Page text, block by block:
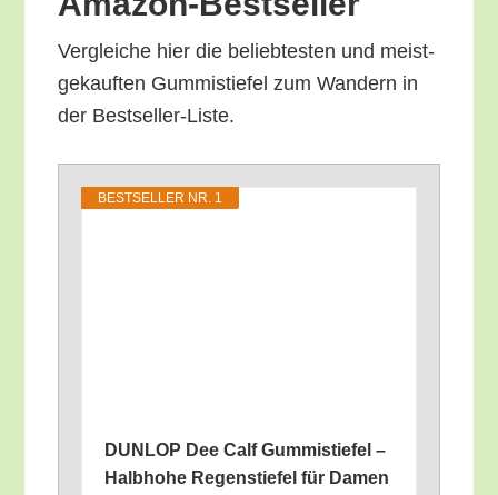
Ver­glei­che hier die belieb­tes­ten und meist­
ge­kauf­ten Gum­mi­stie­fel zum Wan­dern in
der Bestseller-Liste.
BEST­SEL­LER NR. 1
DUNLOP Dee Calf Gum­mi­stie­fel –
Halb­ho­he Regen­stie­fel für Damen